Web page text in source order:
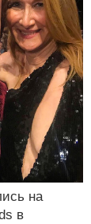
на
в